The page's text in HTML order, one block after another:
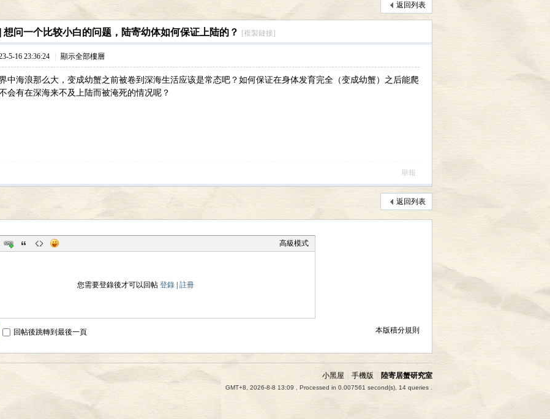
索
返回列表
想问一个比较小白的问题，陆寄幼体如何保证上陆的？ [複製鏈接]
5-16 23:36:24 顯示全部樓層
中海浪那么大，变成幼蟹之前被卷到深海生活应该是常态吧？如何保证在身体发育完全（变成幼蟹）之后能爬
会有在深海来不及上陆而被淹死的情况呢？
舉報
返回列表
高級模式
您需要登錄後才可以回帖 登錄 註冊
本版積分規則
回帖後跳轉到最後一頁
小黑屋 手機版 陸寄居蟹研究室
GMT+8, 2026-8-8 13:09 , Processed in 0.007561 second(s), 14 queries .